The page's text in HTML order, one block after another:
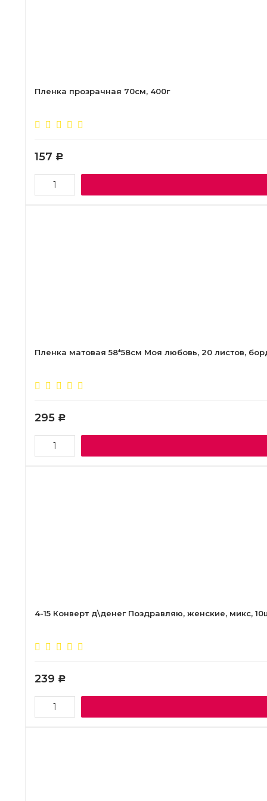
Пленка прозрачная 70см, 400г
157 Р
Пленка матовая 58*58см Моя любовь, 20 листов,
295 Р
4-15 Конверт д\денег Поздравляю, женские, микс,
239 Р